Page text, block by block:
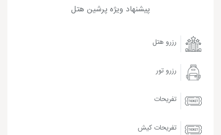
پیشنهاد ویژه پرشین هتل
رزرو هتل
رزرو تور
تفریحات
تفریحات کیش